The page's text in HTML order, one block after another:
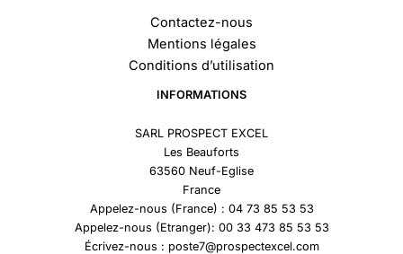
Contactez-nous
Mentions légales
Conditions d’utilisation
INFORMATIONS
SARL PROSPECT EXCEL
Les Beauforts
63560 Neuf-Eglise
France
Appelez-nous (France) : 04 73 85 53 53
Appelez-nous (Etranger): 00 33 473 85 53 53
Écrivez-nous : poste7@prospectexcel.com